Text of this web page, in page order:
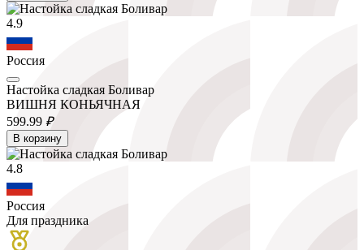
4.9
Россия
Настойка сладкая Боливар
ВИШНЯ КОНЬЯЧНАЯ
599.99 ₽
В корзину
4.8
Россия
Для праздника